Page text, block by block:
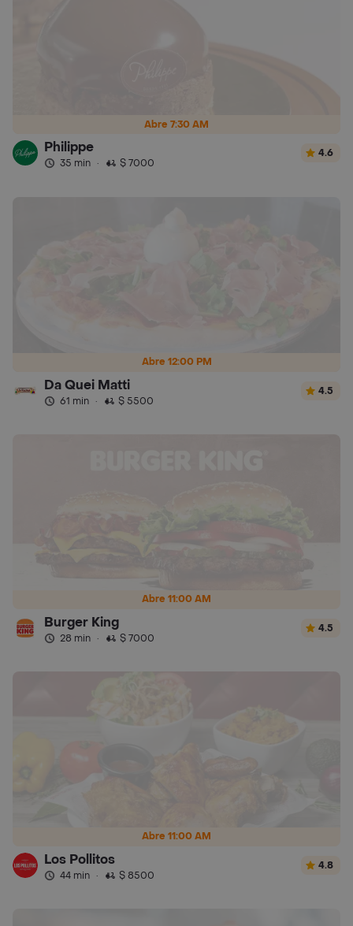
Abre 7:30 AM
Philippe
35 min · $ 7000
4.6
Abre 12:00 PM
Da Quei Matti
61 min · $ 5500
4.5
Abre 11:00 AM
Burger King
28 min · $ 7000
4.5
Abre 11:00 AM
Los Pollitos
44 min · $ 8500
4.8